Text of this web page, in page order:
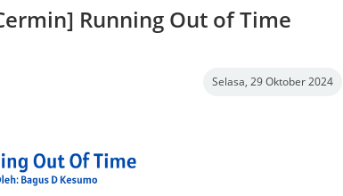
Running Out of Time
Selasa, 29 Oktober 2024